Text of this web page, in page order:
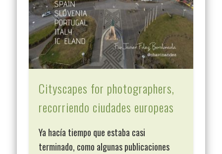
Cityscapes for photographers,
recorriendo ciudades europeas
Ya hacía tiempo que estaba casi
terminado, como algunas publicaciones